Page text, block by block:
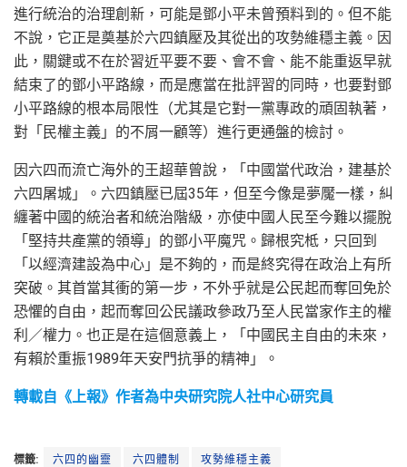
進行統治的治理創新，可能是鄧小平未曾預料到的。但不能
不說，它正是奠基於六四鎮壓及其從出的攻勢維穩主義。因
此，關鍵或不在於習近平要不要、會不會、能不能重返早就
結束了的鄧小平路線，而是應當在批評習的同時，也要對鄧
小平路線的根本局限性（尤其是它對一黨專政的頑固執著，
對「民權主義」的不屑一顧等）進行更通盤的檢討。
因六四而流亡海外的王超華曾說，「中國當代政治，建基於
六四屠城」。六四鎮壓已屆35年，但至今像是夢魘一樣，糾
纏著中國的統治者和統治階級，亦使中國人民至今難以擺脫
「堅持共產黨的領導」的鄧小平魔咒。歸根究柢，只回到
「以經濟建設為中心」是不夠的，而是終究得在政治上有所
突破。其首當其衝的第一步，不外乎就是公民起而奪回免於
恐懼的自由，起而奪回公民議政參政乃至人民當家作主的權
利／權力。也正是在這個意義上，「中國民主自由的未來，
有賴於重振1989年天安門抗爭的精神」。
轉載自《上報》作者為中央研究院人社中心研究員
標籤: 六四的幽靈 六四體制 攻勢維穩主義